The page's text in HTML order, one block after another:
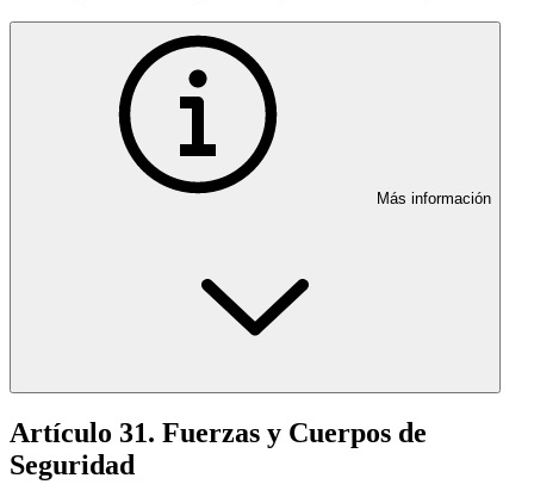
Más información
Artículo 31. Fuerzas y Cuerpos de
Seguridad